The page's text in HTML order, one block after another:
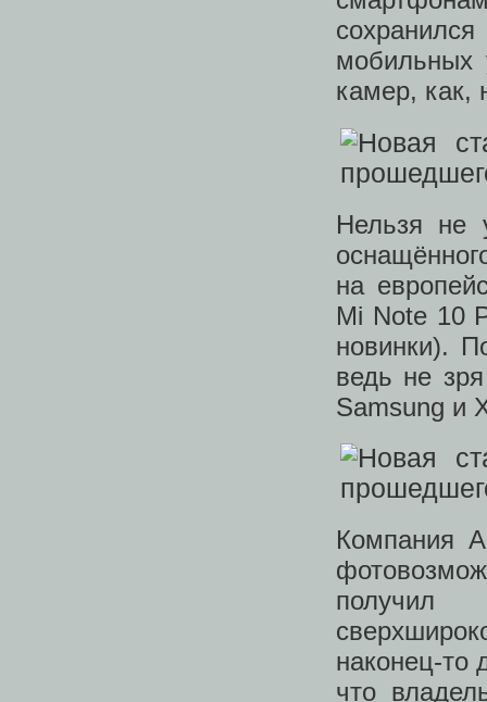
мобильных
камер, как,
Нельзя не
на
Mi Note 10
новинки).
ведь не
Samsung и
Компания
наконец-то
что